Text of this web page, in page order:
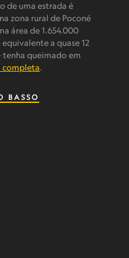
de uma estrada é
zona rural de Poconé
área de 1.654.000
a quase 12
tenha queimado em
completa.
BASSO